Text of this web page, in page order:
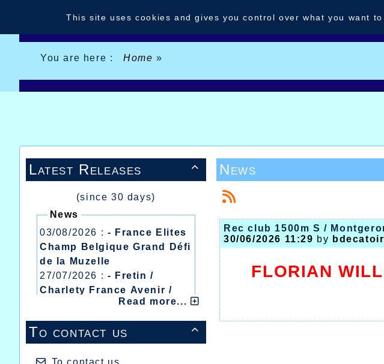
You are here : Home»

Latest Releases
(since 30 days)
News
03/08/2026 : - France Elites
Champ Belgique Grand Défi
de la Muzelle
27/07/2026 : - Fretin /
Charlety France Avenir /
Heusden Zolder
20/07/2026 :- Courtrai /
Mont des Cats
Meeting Abeilles /
Read more...

To contact us
To contact us
News
Rec club 1500m S /
30/06/2026 11:29 by
FLORIAN
C'est au Meeting de Ciney
record du club et personnel
This site uses cookies and gives you control over what you want